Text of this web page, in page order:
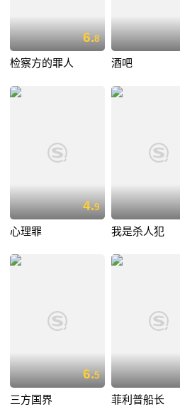
6.8
检察方的罪人 酒吧
4.9
心理罪 我是杀人犯
6.5
三方国界 菲利普船长